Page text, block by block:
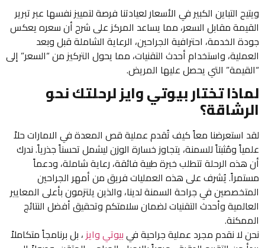
ويتيح التباين الكبير في الأسعار لعيادتنا فرصة لتمييز نفسها عبر تبرير
القيمة مقابل السعر، مما يساعد المركز على شرح أن سعره يعكس
جودة الخدمة، احترافية الجراحين، الرعاية الشاملة قبل وبعد
العملية، واستخدام أحدث التقنيات، مما يحول التركيز من “السعر” إلى
“القيمة” التي يحصل عليها المريض.
لماذا تختار بيوتي وايز لرحلتك نحو
الرشاقة؟
لقد استعرضنا معاً كيف تُقدم عملية قص المعدة في الامارات حلاً
علمياً ومُثبتاً للسمنة، يتجاوز خسارة الوزن ليشمل تحسناً جذرياً. ندرك
أن هذه الرحلة تتطلب خبرة طبية فائقة، رعاية شاملة، ودعماً
مستمراً. يُشرف على هذه العمليات فريق من أمهر الجراحين
المتخصصين في جراحة السمنة لدينا، والذين يلتزمون بأعلى المعايير
العالمية وأحدث التقنيات لضمان سلامتكم وتحقيق أفضل النتائج
الممكنة.
نحن لا نقدم مجرد عملية جراحية فيبيوتي وايز ، بل برنامجاً متكاملاً